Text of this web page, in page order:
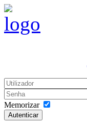
Memorizar
Autenticar